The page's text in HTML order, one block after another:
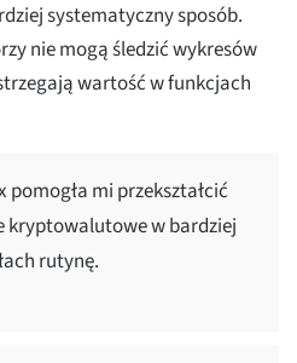
systematyczny sposób.
nie mogą śledzić wykresów
wartość w funkcjach
mi przekształcić
kryptowalutowe w bardziej
rutynę.